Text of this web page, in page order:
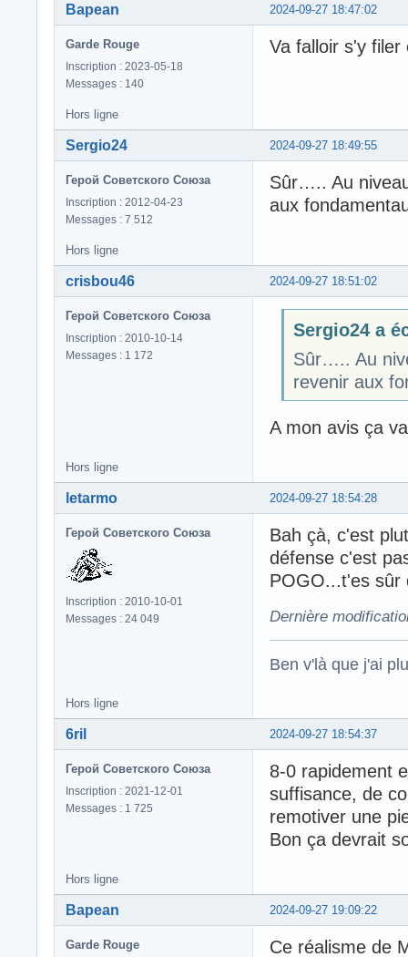
2024-09-27 18:47:02
Bapean
Garde Rouge
Inscription : 2023-05-18
Messages : 140
Va falloir s'y
Hors ligne
2024-09-27 18:49:55
Sergio24
Герой Советского Союза
Inscription : 2012-04-23
Messages : 7 512
Sûr….. Au
aux
Hors ligne
2024-09-27 18:51:02
crisbou46
Герой Советского Союза
Inscription : 2010-10-14
Messages : 1 172
Sergio24 a
Sûr….. Au
revenir aux
A mon avis ça
Hors ligne
2024-09-27 18:54:28
letarmo
Герой Советского Союза
Inscription : 2010-10-01
Messages : 24 049
Bah çà, c'est
défense c'est
POGO...t'es
Dernière
Ben v'là que j'ai
Hors ligne
2024-09-27 18:54:37
6ril
Герой Советского Союза
Inscription : 2021-12-01
Messages : 1 725
8-0 rapidement
suffisance, de
remotiver une
Bon ça devrait
Hors ligne
2024-09-27 19:09:22
Bapean
Garde Rouge Ce réalisme de